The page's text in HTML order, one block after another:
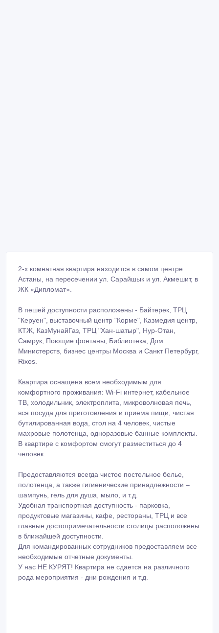
2-х комнатная квартира находится в самом центре
Астаны, на пересечении ул. Сарайшык и ул. Акмешит, в
ЖК «Дипломат».
В пешей доступности расположены - Байтерек, ТРЦ
"Керуен", выставочный центр "Корме", Казмедия центр,
КТЖ, КазМунайГаз, ТРЦ "Хан-шатыр", Нур-Отан,
Самрук, Поющие фонтаны, Библиотека, Дом
Министерств, бизнес центры Москва и Санкт Петербург,
Rixos.
Квартира оснащена всем необходимым для
комфортного проживания: Wi-Fi интернет, кабельное
ТВ, холодильник, электроплита, микроволновая печь,
вся посуда для приготовления и приема пищи, чистая
бутилированная вода, стол на 4 человек, чистые
махровые полотенца, одноразовые банные комплекты.
В квартире с комфортом смогут разместиться до 4
человек.
Предоставляются всегда чистое постельное белье,
полотенца, а также гигиенические принадлежности –
шампунь, гель для душа, мыло, и т.д.
Удобная транспортная доступность - парковка,
продуктовые магазины, кафе, рестораны, ТРЦ и все
главные достопримечательности столицы расположены
в ближайшей доступности.
Для командированных сотрудников предоставляем все
необходимые отчетные документы.
У нас НЕ КУРЯТ! Квартира не сдается на различного
рода мероприятия - дни рождения и т.д.